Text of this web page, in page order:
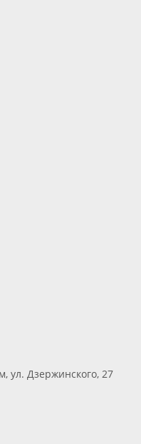
ул. Дзержинского, 27